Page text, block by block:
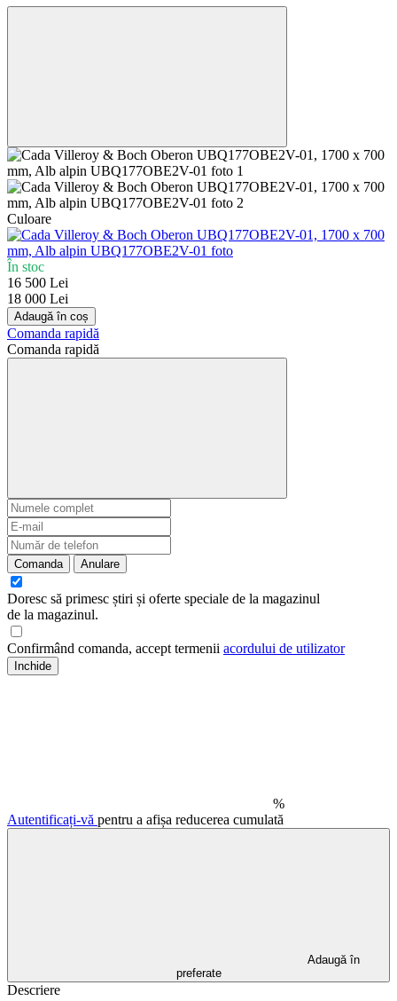
Culoare
În stoc
16 500 Lei
18 000 Lei
Adaugă în coș
Comanda rapidă
Comanda rapidă
Comanda Anulare
Doresc să primesc știri și oferte speciale de la magazinul
de la magazinul.
Confirmând comanda, accept termenii acordului de utilizator
Inchide
%
Autentificați-vă pentru a afișa reducerea cumulată
Adaugă în
preferate
Descriere